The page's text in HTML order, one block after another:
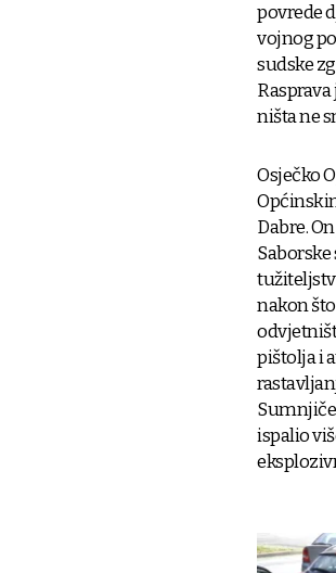
povrede
vojnog
sudske
ništa ne
Osječko
Dabre.
nakon
pištolja i
ispalio